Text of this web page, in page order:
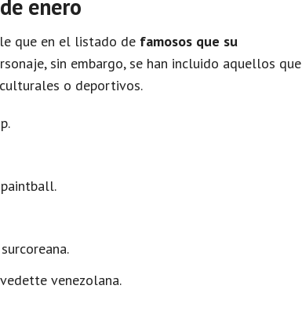
enero
que en el listado de famosos que su
sin embargo, se han incluido aquellos que
o deportivos.
venezolana.